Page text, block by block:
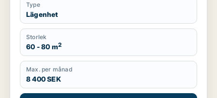
Type
Lägenhet
Storlek
60 - 80 m2
Max. per månad
8 400 SEK